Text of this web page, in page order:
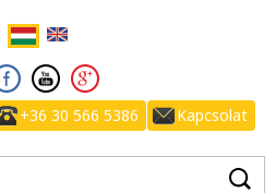
+36 30 566 5386 Kapcsolat